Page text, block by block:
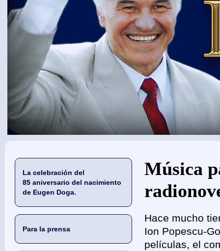
La celebración del
85 aniversario del nacimiento
de Eugen Doga.
Para la prensa
Usted está aquí
Música
Hace mucho
Ion Popescu-
películas, el